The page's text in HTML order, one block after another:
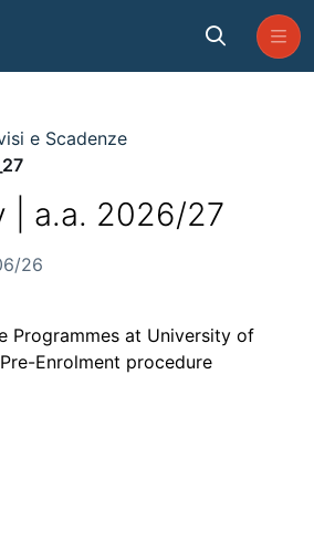
e Scadenze
| a.a. 2026/27
26
Programmes at University of
Enrolment procedure